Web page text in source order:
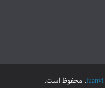
. محفوظ است.